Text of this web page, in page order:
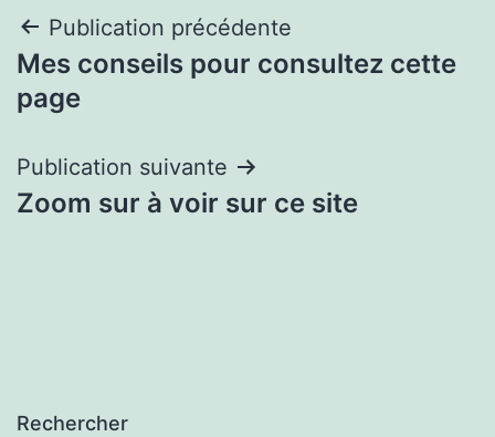
Navigation
de
Publication précédente
Mes conseils pour consultez cette
page
Publication suivante
Zoom sur à voir sur ce site
Rechercher